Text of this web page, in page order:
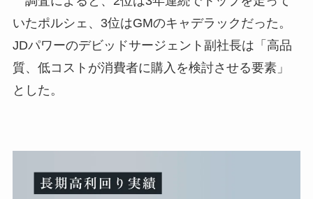
いたポルシェ、3位はGMのキャデラックだった。
JDパワーのデビッドサージェント副社長は「高品
質、低コストが消費者に購入を検討させる要素」
とした。